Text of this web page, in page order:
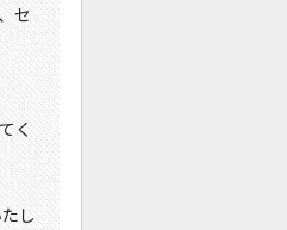
セ
く
し